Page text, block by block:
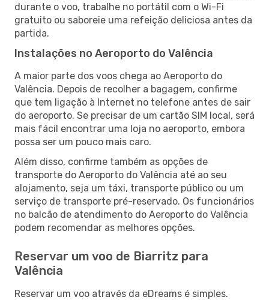
durante o voo, trabalhe no portátil com o Wi-Fi
gratuito ou saboreie uma refeição deliciosa antes da
partida.
Instalações no Aeroporto do Valência
A maior parte dos voos chega ao Aeroporto do
Valência. Depois de recolher a bagagem, confirme
que tem ligação à Internet no telefone antes de sair
do aeroporto. Se precisar de um cartão SIM local, será
mais fácil encontrar uma loja no aeroporto, embora
possa ser um pouco mais caro.
Além disso, confirme também as opções de
transporte do Aeroporto do Valência até ao seu
alojamento, seja um táxi, transporte público ou um
serviço de transporte pré-reservado. Os funcionários
no balcão de atendimento do Aeroporto do Valência
podem recomendar as melhores opções.
Reservar um voo de Biarritz para
Valência
Reservar um voo através da eDreams é simples.